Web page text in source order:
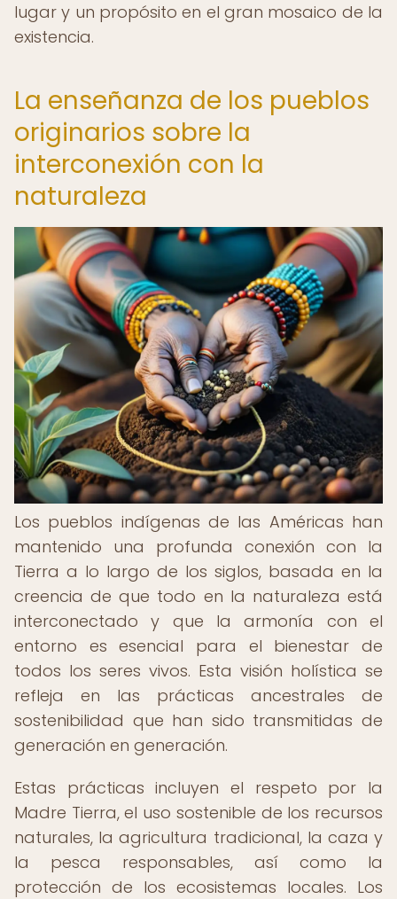
lugar y un propósito en el gran mosaico de la
existencia.
La enseñanza de los pueblos
originarios sobre la
interconexión con la
naturaleza
Los pueblos indígenas de las Américas han
mantenido una profunda conexión con la
Tierra a lo largo de los siglos, basada en la
creencia de que todo en la naturaleza está
interconectado y que la armonía con el
entorno es esencial para el bienestar de
todos los seres vivos. Esta visión holística se
refleja en las prácticas ancestrales de
sostenibilidad que han sido transmitidas de
generación en generación.
Estas prácticas incluyen el respeto por la
Madre Tierra, el uso sostenible de los recursos
naturales, la agricultura tradicional, la caza y
la pesca responsables, así como la
protección de los ecosistemas locales. Los